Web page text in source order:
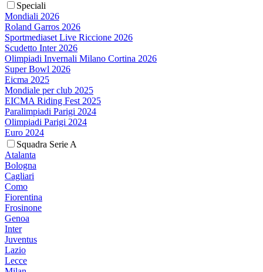
Speciali
Mondiali 2026
Roland Garros 2026
Sportmediaset Live Riccione 2026
Scudetto Inter 2026
Olimpiadi Invernali Milano Cortina 2026
Super Bowl 2026
Eicma 2025
Mondiale per club 2025
EICMA Riding Fest 2025
Paralimpiadi Parigi 2024
Olimpiadi Parigi 2024
Euro 2024
Squadra Serie A
Atalanta
Bologna
Cagliari
Como
Fiorentina
Frosinone
Genoa
Inter
Juventus
Lazio
Lecce